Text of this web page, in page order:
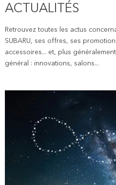
ACTUALITÉS
Retrouvez toutes les actus
SUBARU, ses offres, ses
accessoires... et, plus
général : innovations, salons...